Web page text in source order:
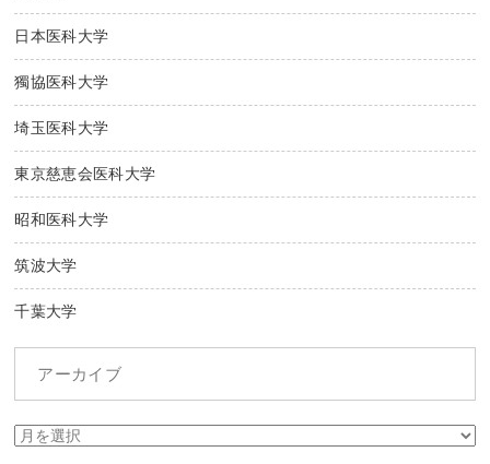
日本医科大学
獨協医科大学
埼玉医科大学
東京慈恵会医科大学
昭和医科大学
筑波大学
千葉大学
アーカイブ